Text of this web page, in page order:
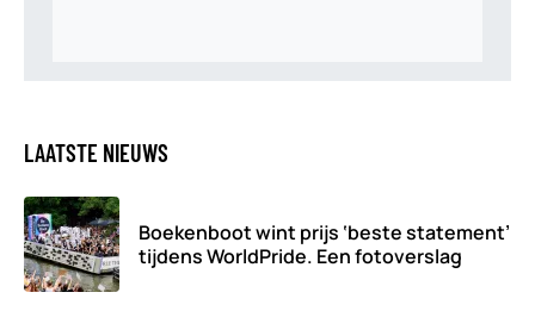
LAATSTE NIEUWS
Boekenboot wint prijs ‘beste statement’
tijdens WorldPride. Een fotoverslag